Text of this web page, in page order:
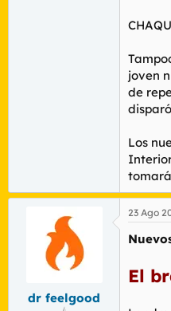
joven
de
Los
dr feelgood
23 Ago
El